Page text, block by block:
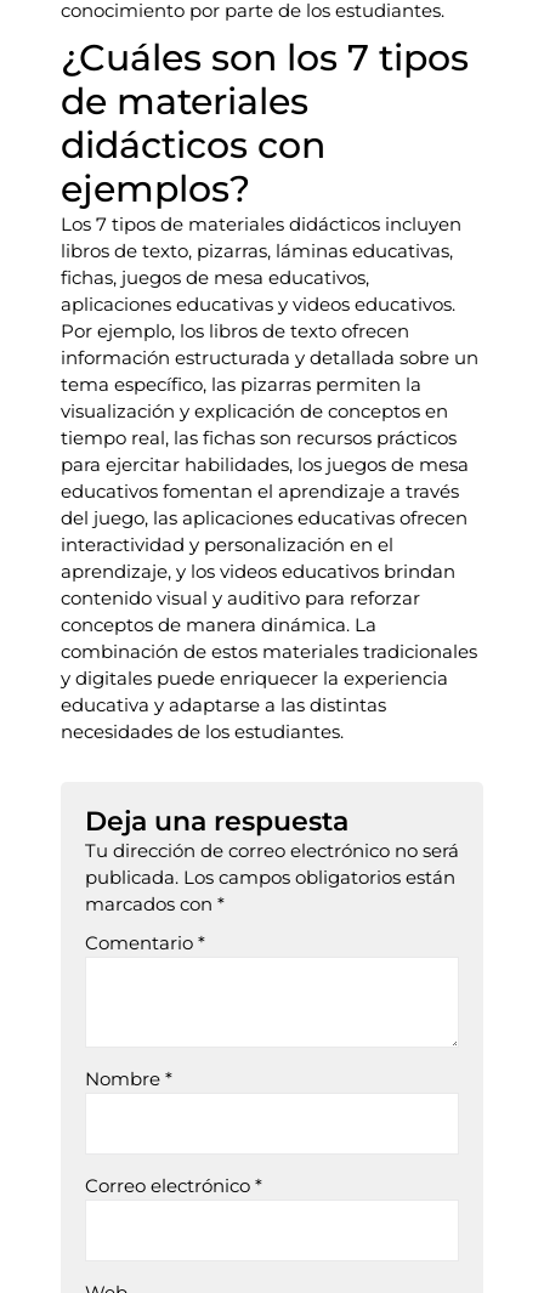
conocimiento por parte de los estudiantes.
¿Cuáles son los 7 tipos
de materiales
didácticos con
ejemplos?
Los 7 tipos de materiales didácticos incluyen
libros de texto, pizarras, láminas educativas,
fichas, juegos de mesa educativos,
aplicaciones educativas y videos educativos.
Por ejemplo, los libros de texto ofrecen
información estructurada y detallada sobre un
tema específico, las pizarras permiten la
visualización y explicación de conceptos en
tiempo real, las fichas son recursos prácticos
para ejercitar habilidades, los juegos de mesa
educativos fomentan el aprendizaje a través
del juego, las aplicaciones educativas ofrecen
interactividad y personalización en el
aprendizaje, y los videos educativos brindan
contenido visual y auditivo para reforzar
conceptos de manera dinámica. La
combinación de estos materiales tradicionales
y digitales puede enriquecer la experiencia
educativa y adaptarse a las distintas
necesidades de los estudiantes.
Deja una respuesta
Tu dirección de correo electrónico no será
publicada. Los campos obligatorios están
marcados con *
Comentario *
Nombre *
Correo electrónico *